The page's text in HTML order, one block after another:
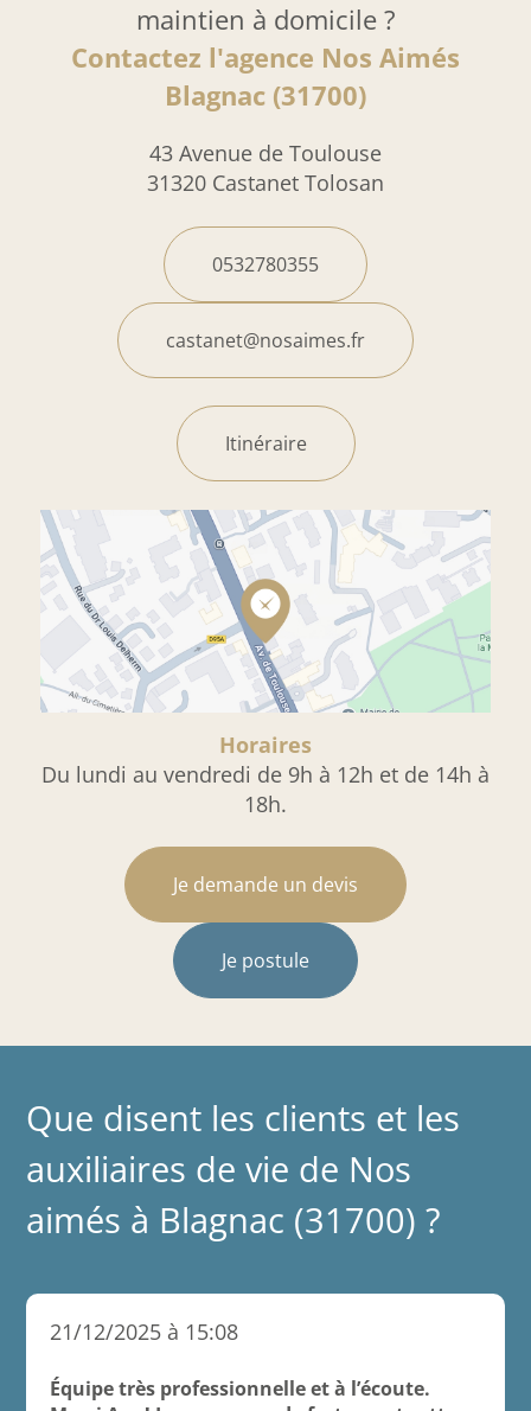
maintien à domicile ?
Contactez l'agence Nos Aimés
Blagnac (31700)
43 Avenue de Toulouse
31320 Castanet Tolosan
0532780355
castanet@nosaimes.fr
Itinéraire
Horaires
Du lundi au vendredi de 9h à 12h et de 14h à
18h.
Je demande un devis
Je postule
Que disent les clients et les
auxiliaires de vie de Nos
aimés à Blagnac (31700) ?
21/12/2025 à 15:08
Équipe très professionnelle et à l’écoute.